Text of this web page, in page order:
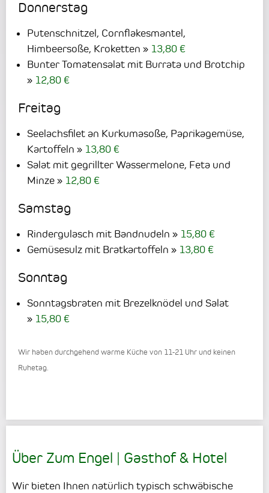
Donnerstag
Putenschnitzel, Cornflakesmantel,
Himbeersoße, Kroketten
13,80 €
Bunter Tomatensalat mit Burrata und Brotchip
12,80 €
Freitag
Seelachsfilet an Kurkumasoße, Paprikagemüse,
Kartoffeln
13,80 €
Salat mit gegrillter Wassermelone, Feta und
Minze
12,80 €
Samstag
Rindergulasch mit Bandnudeln
15,80 €
Gemüsesulz mit Bratkartoffeln
13,80 €
Sonntag
Sonntagsbraten mit Brezelknödel und Salat
15,80 €
Wir haben durchgehend warme Küche von 11-21 Uhr und keinen
Ruhetag.
Über Zum Engel | Gasthof & Hotel
Wir bieten Ihnen natürlich typisch schwäbische